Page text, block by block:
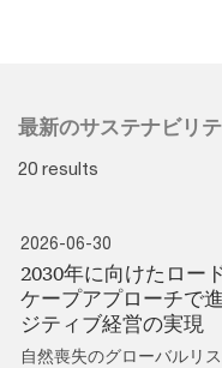
最新のサステナビリ
20 results
2026-06-30
2030年に向けたロー
ケープアプローチで
ジティブ経営の実現
自然喪失のグローバルリ